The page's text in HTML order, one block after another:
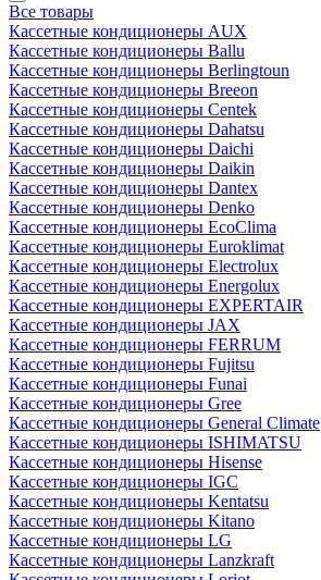
Все товары
Кассетные кондиционеры AUX
Кассетные кондиционеры Ballu
Кассетные кондиционеры Berlingtoun
Кассетные кондиционеры Breeon
Кассетные кондиционеры Centek
Кассетные кондиционеры Dahatsu
Кассетные кондиционеры Daichi
Кассетные кондиционеры Daikin
Кассетные кондиционеры Dantex
Кассетные кондиционеры Denko
Кассетные кондиционеры EcoClima
Кассетные кондиционеры Euroklimat
Кассетные кондиционеры Electrolux
Кассетные кондиционеры Energolux
Кассетные кондиционеры EXPERTAIR
Кассетные кондиционеры JAX
Кассетные кондиционеры FERRUM
Кассетные кондиционеры Fujitsu
Кассетные кондиционеры Funai
Кассетные кондиционеры Gree
Кассетные кондиционеры General Climate
Кассетные кондиционеры ISHIMATSU
Кассетные кондиционеры Hisense
Кассетные кондиционеры IGC
Кассетные кондиционеры Kentatsu
Кассетные кондиционеры Kitano
Кассетные кондиционеры LG
Кассетные кондиционеры Lanzkraft